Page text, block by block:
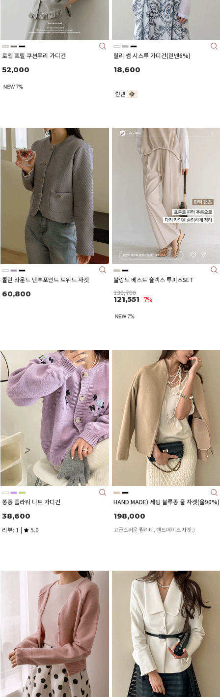
로엔 프릴 쿠션쮸리 가디건
52,000
릴리 썸 시스루 가디건(린넨6%)
18,600
콜린 라운드 단추포인트 트위드 자켓
60,800
블랑드 베스트 슬랙스 투피스SET
130,700
121,551 7%
퐁퐁 플라워 니트 가디건
38,600
리뷰: 1 | 5.0
HAND MADE) 세팅 블루종 울 자켓(울90%)
198,000
고급스러운 퀄리티, 핸드메이드 자켓:)